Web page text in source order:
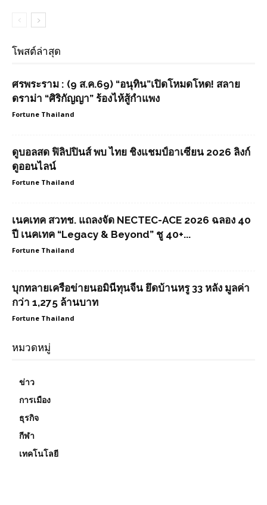
โพสต์ล่าสุด
ศรพระราม : (9 ส.ค.69) “อนุทิน”เปิดโหมดโหด! สลาย
ดราม่า “ศิริกัญญา” ร้องไห้สู้กำแพง
Fortune Thailand
ดูบอลสด ฟิลิปปินส์ พบ ไทย ชิงแชมป์อาเซียน 2026 ลิงก์
ดูออนไลน์
Fortune Thailand
เนคเทค สวทช. แถลงจัด NECTEC-ACE 2026 ฉลอง 40
ปี เนคเทค “Legacy & Beyond” ชู 40+...
Fortune Thailand
บุกทลายเครือข่ายนอมินีทุนจีน ยึดบ้านหรู 33 หลัง มูลค่า
กว่า 1,275 ล้านบาท
Fortune Thailand
หมวดหมู่
ข่าว
การเมือง
ธุรกิจ
กีฬา
เทคโนโลยี